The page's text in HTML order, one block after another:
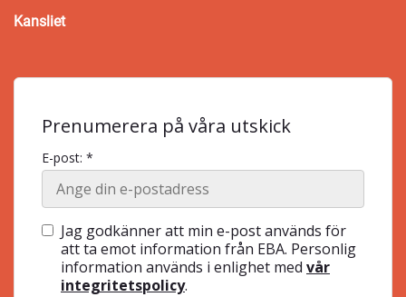
Kansliet
Prenumerera på våra utskick
E-post: *
Jag godkänner att min e-post används för
att ta emot information från EBA. Personlig
information används i enlighet med vår
integritetspolicy.